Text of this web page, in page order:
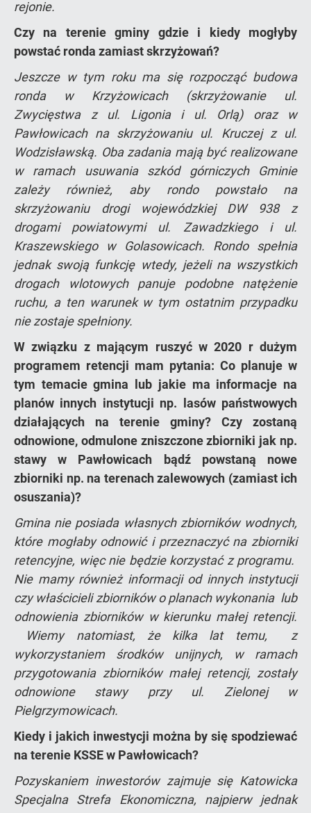
rejonie.
Czy na terenie gminy gdzie i kiedy mogłyby
powstać ronda zamiast skrzyżowań?
Jeszcze w tym roku ma się rozpocząć budowa
ronda w Krzyżowicach (skrzyżowanie ul.
Zwycięstwa z ul. Ligonia i ul. Orlą) oraz w
Pawłowicach na skrzyżowaniu ul. Kruczej z ul.
Wodzisławską. Oba zadania mają być realizowane
w ramach usuwania szkód górniczych Gminie
zależy również, aby rondo powstało na
skrzyżowaniu drogi wojewódzkiej DW 938 z
drogami powiatowymi ul. Zawadzkiego i ul.
Kraszewskiego w Golasowicach. Rondo spełnia
jednak swoją funkcję wtedy, jeżeli na wszystkich
drogach wlotowych panuje podobne natężenie
ruchu, a ten warunek w tym ostatnim przypadku
nie zostaje spełniony.
W związku z mającym ruszyć w 2020 r dużym
programem retencji mam pytania: Co planuje w
tym temacie gmina lub jakie ma informacje na
planów innych instytucji np. lasów państwowych
działających na terenie gminy? Czy zostaną
odnowione, odmulone zniszczone zbiorniki jak np.
stawy w Pawłowicach bądź powstaną nowe
zbiorniki np. na terenach zalewowych (zamiast ich
osuszania)?
Gmina nie posiada własnych zbiorników wodnych,
które mogłaby odnowić i przeznaczyć na zbiorniki
retencyjne, więc nie będzie korzystać z programu.
Nie mamy również informacji od innych instytucji
czy właścicieli zbiorników o planach wykonania lub
odnowienia zbiorników w kierunku małej retencji.
Wiemy natomiast, że kilka lat temu, z
wykorzystaniem środków unijnych, w ramach
przygotowania zbiorników małej retencji, zostały
odnowione stawy przy ul. Zielonej w
Pielgrzymowicach.
Kiedy i jakich inwestycji można by się spodziewać
na terenie KSSE w Pawłowicach?
Pozyskaniem inwestorów zajmuje się Katowicka
Specjalna Strefa Ekonomiczna, najpierw jednak